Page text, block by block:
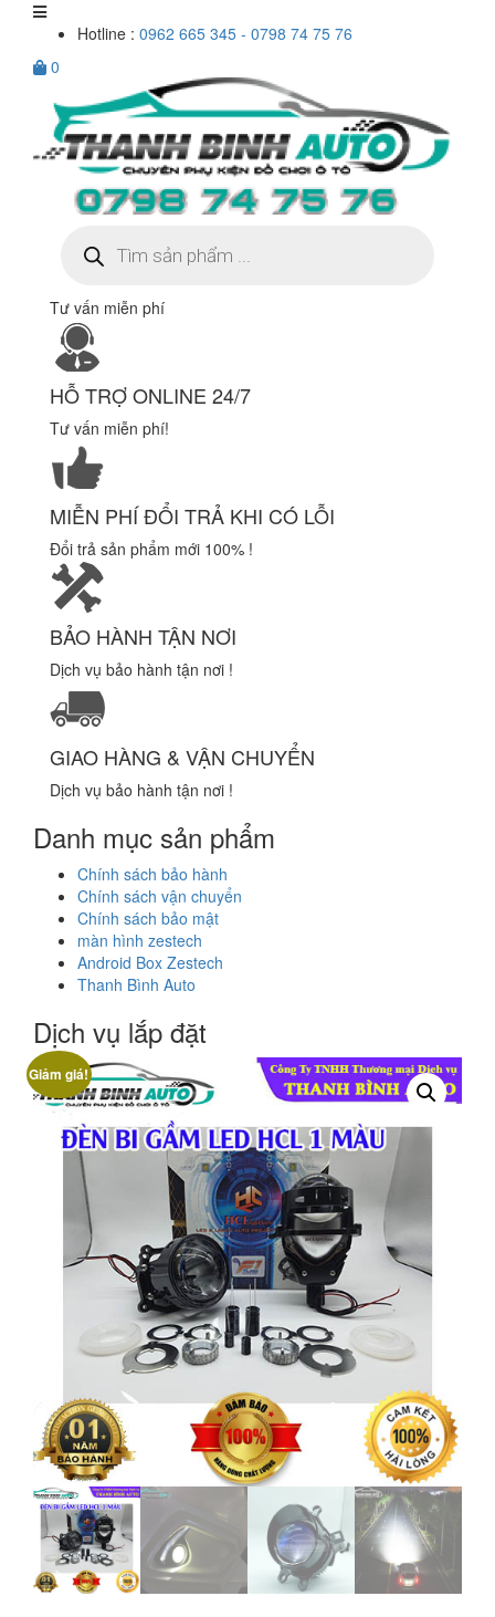
Hotline : 0962 665 345 - 0798 74 75 76
0
kiếm
sản
Tư vấn miễn phí
HỖ TRỢ ONLINE 24/7
Tư vấn miễn phí!
MIỄN PHÍ ĐỔI TRẢ KHI CÓ LỖI
Đổi trả sản phẩm mới 100% !
BẢO HÀNH TẬN NƠI
Dịch vụ bảo hành tận nơi !
GIAO HÀNG & VẬN CHUYỂN
Dịch vụ bảo hành tận nơi !
Danh mục sản phẩm
Chính sách bảo hành
Chính sách vận chuyển
Chính sách bảo mật
màn hình zestech
Android Box Zestech
Thanh Bình Auto
Dịch vụ lắp đặt
Giảm giá!